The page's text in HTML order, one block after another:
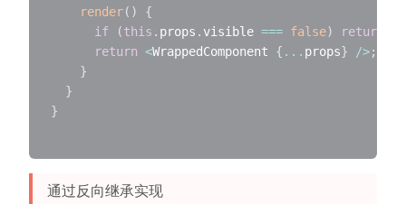
render( )
{
if
(this . props . visible === false) return
return <WrappedComponent { ... props} />;
}
}
}
通过反向继承实现